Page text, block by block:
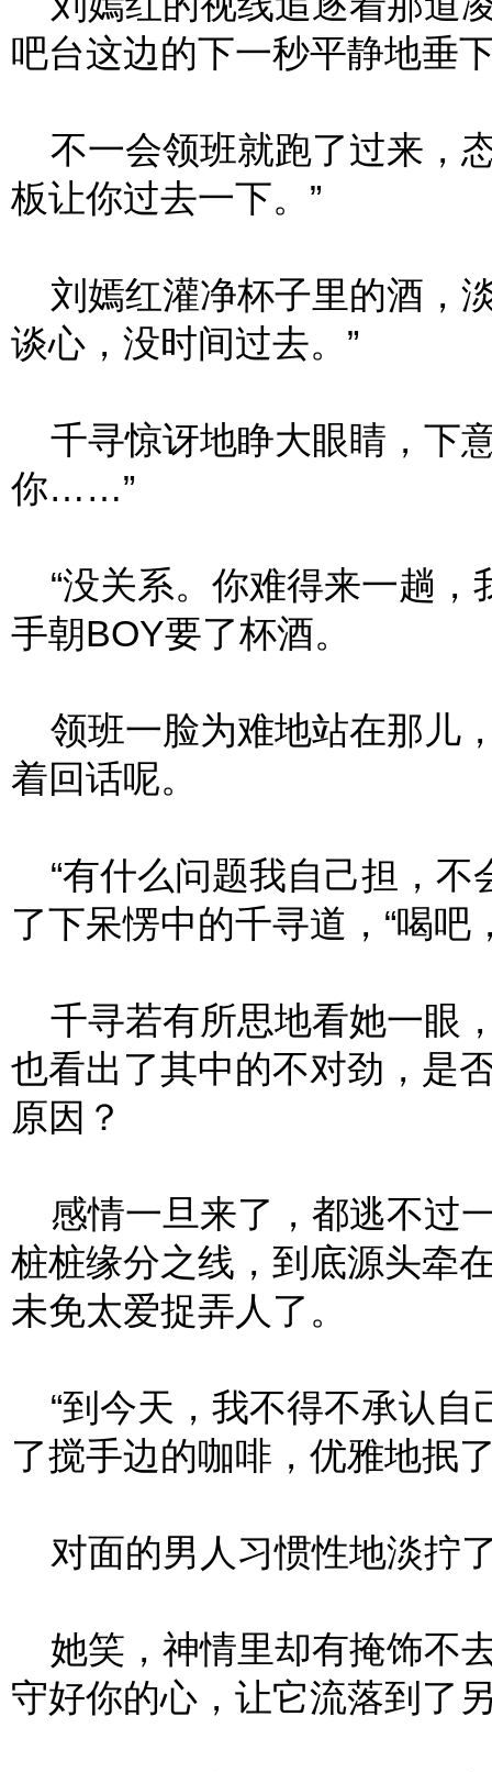
吧台这边的下一秒平静地垂
不一会领班就跑了过来，
板让你过去一下。”
刘嫣红灌净杯子里的酒，
谈心，没时间过去。”
千寻惊讶地睁大眼睛，下
你……”
“没关系。你难得来一趟，
手朝BOY要了杯酒。
领班一脸为难地站在那儿
着回话呢。
“有什么问题我自己担，不
了下呆愣中的千寻道，“喝吧
千寻若有所思地看她一眼
也看出了其中的不对劲，是
原因？
感情一旦来了，都逃不过
桩桩缘分之线，到底源头牵
未免太爱捉弄人了。
“到今天，我不得不承认自
了搅手边的咖啡，优雅地抿
对面的男人习惯性地淡拧
她笑，神情里却有掩饰不
守好你的心，让它流落到了